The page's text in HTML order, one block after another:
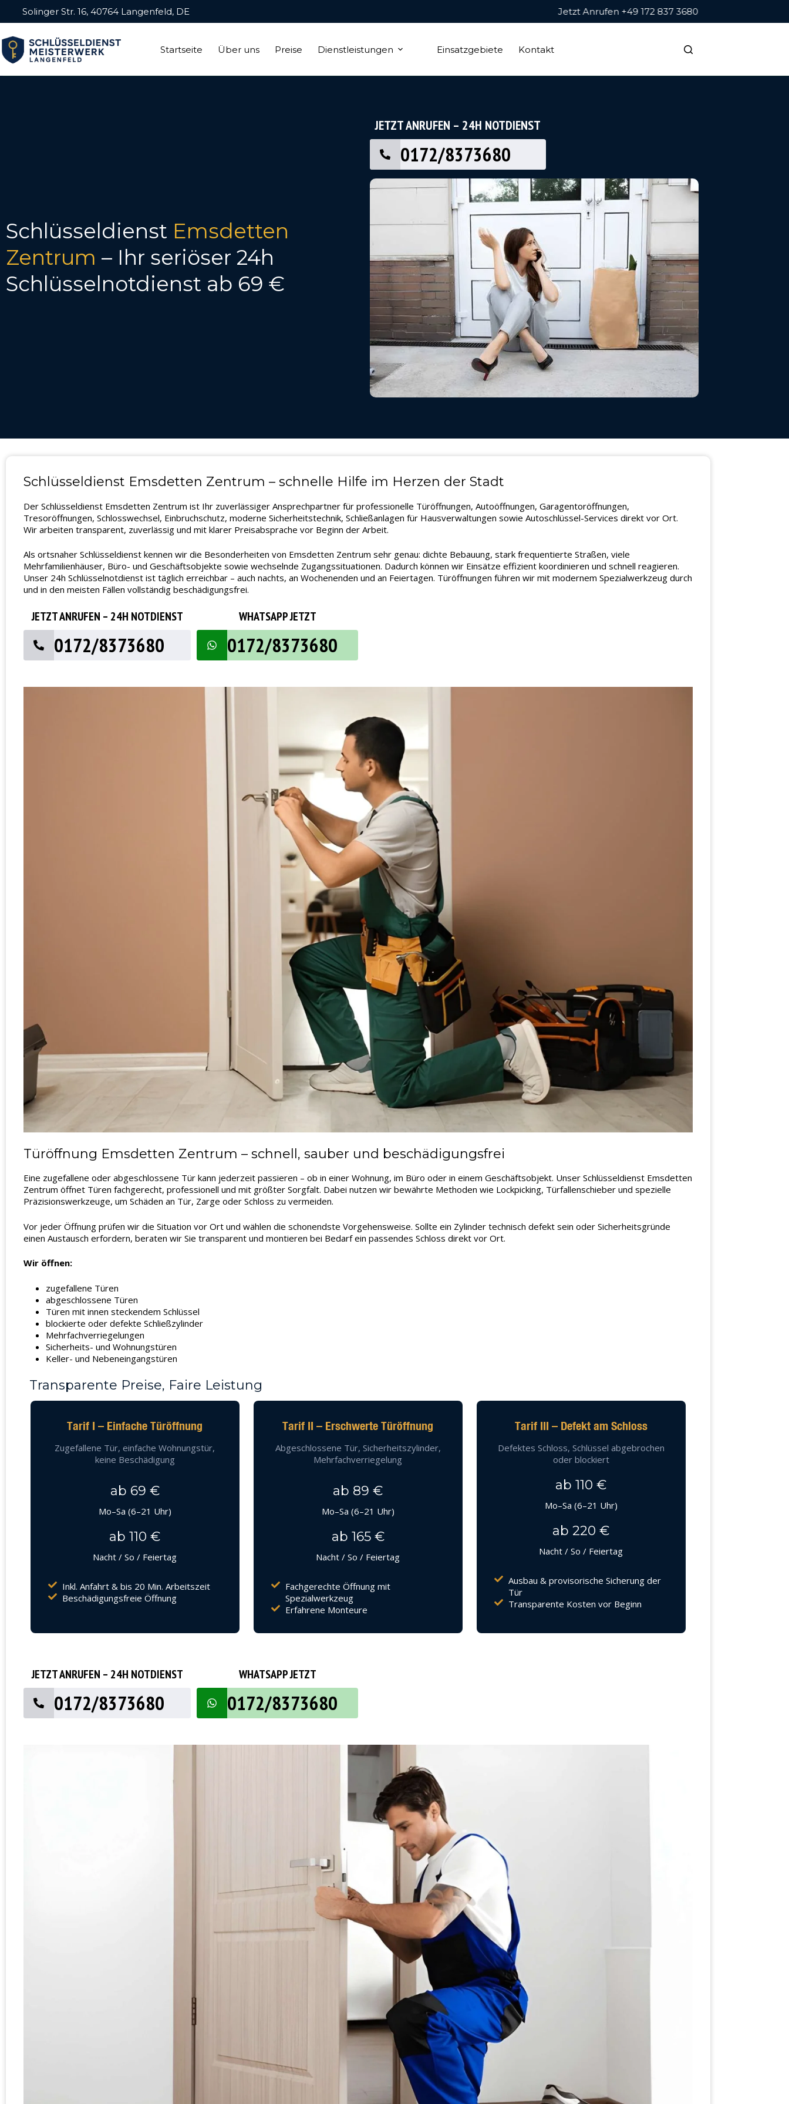
Solinger Str. 16, 40764 Langenfeld, DE Jetzt Anrufen +49 172 837 3680
Startseite Über uns Preise Dienstleistungen Einsatzgebiete Kontakt
Schlüsseldienst Emsdetten
Zentrum – Ihr seriöser 24h
Schlüsselnotdienst ab 69 €
JETZT ANRUFEN – 24H NOTDIENST
0172/8373680
Schlüsseldienst Emsdetten Zentrum – schnelle Hilfe im Herzen der Stadt
Der Schlüsseldienst Emsdetten Zentrum ist Ihr zuverlässiger Ansprechpartner für professionelle Türöffnungen, Autoöffnungen, Garagentoröffnungen,
Tresoröffnungen, Schlosswechsel, Einbruchschutz, moderne Sicherheitstechnik, Schließanlagen für Hausverwaltungen sowie Autoschlüssel-Services direkt vor Ort.
Wir arbeiten transparent, zuverlässig und mit klarer Preisabsprache vor Beginn der Arbeit.
Als ortsnaher Schlüsseldienst kennen wir die Besonderheiten von Emsdetten Zentrum sehr genau: dichte Bebauung, stark frequentierte Straßen, viele
Mehrfamilienhäuser, Büro- und Geschäftsobjekte sowie wechselnde Zugangssituationen. Dadurch können wir Einsätze effizient koordinieren und schnell reagieren.
Unser 24h Schlüsselnotdienst ist täglich erreichbar – auch nachts, an Wochenenden und an Feiertagen. Türöffnungen führen wir mit modernem Spezialwerkzeug durch
und in den meisten Fällen vollständig beschädigungsfrei.
JETZT ANRUFEN – 24H NOTDIENST
0172/8373680
WHATSAPP JETZT
0172/8373680
Türöffnung Emsdetten Zentrum – schnell, sauber und beschädigungsfrei
Eine zugefallene oder abgeschlossene Tür kann jederzeit passieren – ob in einer Wohnung, im Büro oder in einem Geschäftsobjekt. Unser Schlüsseldienst Emsdetten
Zentrum öffnet Türen fachgerecht, professionell und mit größter Sorgfalt. Dabei nutzen wir bewährte Methoden wie Lockpicking, Türfallenschieber und spezielle
Präzisionswerkzeuge, um Schäden an Tür, Zarge oder Schloss zu vermeiden.
Vor jeder Öffnung prüfen wir die Situation vor Ort und wählen die schonendste Vorgehensweise. Sollte ein Zylinder technisch defekt sein oder Sicherheitsgründe
einen Austausch erfordern, beraten wir Sie transparent und montieren bei Bedarf ein passendes Schloss direkt vor Ort.
Wir öffnen:
zugefallene Türen
abgeschlossene Türen
Türen mit innen steckendem Schlüssel
blockierte oder defekte Schließzylinder
Mehrfachverriegelungen
Sicherheits- und Wohnungstüren
Keller- und Nebeneingangstüren
Transparente Preise, Faire Leistung
Tarif I – Einfache Türöffnung
Zugefallene Tür, einfache Wohnungstür,
keine Beschädigung
ab 69 €
Mo–Sa (6–21 Uhr)
ab 110 €
Nacht / So / Feiertag
Inkl. Anfahrt & bis 20 Min. Arbeitszeit
Beschädigungsfreie Öffnung
Tarif II – Erschwerte Türöffnung
Abgeschlossene Tür, Sicherheitszylinder,
Mehrfachverriegelung
ab 89 €
Mo–Sa (6–21 Uhr)
ab 165 €
Nacht / So / Feiertag
Fachgerechte Öffnung mit
Spezialwerkzeug
Erfahrene Monteure
Tarif III – Defekt am Schloss
Defektes Schloss, Schlüssel abgebrochen
oder blockiert
ab 110 €
Mo–Sa (6–21 Uhr)
ab 220 €
Nacht / So / Feiertag
Ausbau & provisorische Sicherung der
Tür
Transparente Kosten vor Beginn
JETZT ANRUFEN – 24H NOTDIENST
0172/8373680
WHATSAPP JETZT
0172/8373680